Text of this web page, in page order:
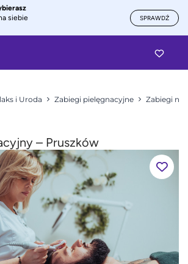
siebie
SPRAWDŹ
i Uroda Zabiegi pielęgnacyjne Zabiegi na
– Pruszków